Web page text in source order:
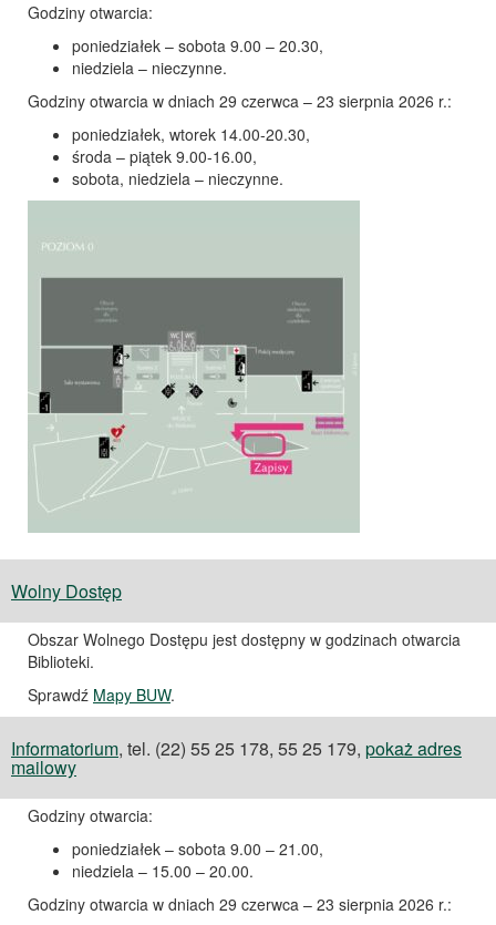
Godziny otwarcia:
poniedziałek – sobota 9.00 – 20.30,
niedziela – nieczynne.
Godziny otwarcia w dniach 29 czerwca – 23 sierpnia 2026 r.:
poniedziałek, wtorek 14.00-20.30,
środa – piątek 9.00-16.00,
sobota, niedziela – nieczynne.
Wolny Dostęp
Obszar Wolnego Dostępu jest dostępny w godzinach otwarcia
Biblioteki.
Sprawdź Mapy BUW.
Informatorium, tel. (22) 55 25 178, 55 25 179, pokaż adres
mailowy
Godziny otwarcia:
poniedziałek – sobota 9.00 – 21.00,
niedziela – 15.00 – 20.00.
Godziny otwarcia w dniach 29 czerwca – 23 sierpnia 2026 r.: